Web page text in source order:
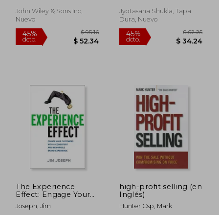
dcto. dcto. $
service development
and innovation
John Wiley & Sons Inc,
Nuevo
Jyotasana Shukla, Tapa
Dura, Nuevo
The Experience
Effect: Engage Your
Customers With a
Consistent and
Joseph, Jim
high-profit selling (en
Inglés)
Hunter Csp, Mark